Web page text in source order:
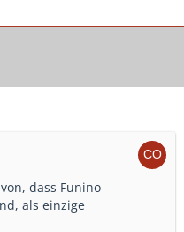
dass Funino
als einzige